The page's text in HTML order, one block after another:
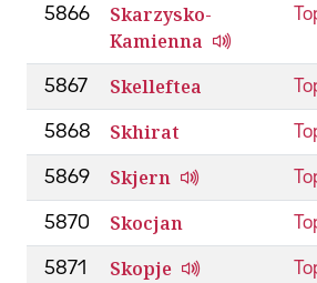
5866
Skarzysko-
Kamienna
5867 Skelleftea
5868 Skhirat
5869 Skjern
5870 Skocjan
5871 Skopje